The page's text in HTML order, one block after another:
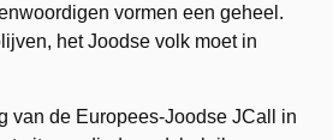
vormen een geheel.
het Joodse volk moet in
van de Europees-Joodse JCall in